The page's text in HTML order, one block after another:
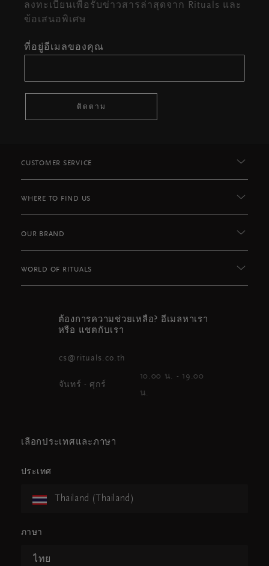
ลงทะเบียนเพื่อรับข่าวสารล่าสุดจาก Rituals และ
ข้อเสนอพิเศษ
ที่อยู่อีเมลของคุณ
ติดตาม
CUSTOMER SERVICE
WHERE TO FIND US
OUR BRAND
WORLD OF RITUALS
ต้องการความช่วยเหลือ? อีเมลหาเรา
หรือ แชตกับเรา
cs@rituals.co.th
จันทร์ - ศุกร์
10.00 น. - 19.00
น.
เลือกประเทศและภาษา
ประเทศ
Thailand (Thailand)
ภาษา
ไทย